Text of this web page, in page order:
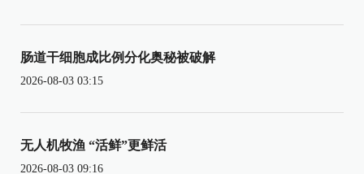
肠道干细胞成比例分化奥秘被破解
2026-08-03 03:15
无人机牧渔 “活鲜”更鲜活
2026-08-03 09:16